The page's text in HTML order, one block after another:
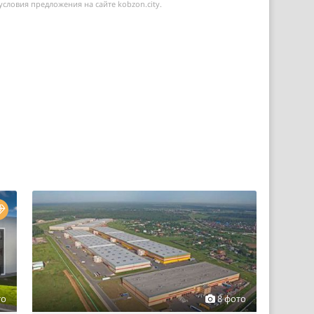
предложения на сайте kobzon.city.
8 фото